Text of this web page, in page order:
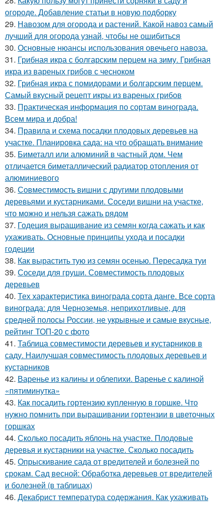
огороде. Добавление статьи в новую подборку
29. Навозом для огорода и растений. Какой навоз самый
лучший для огорода узнай, чтобы не ошибиться
30. Основные нюансы использования овечьего навоза.
31. Грибная икра с болгарским перцем на зиму. Грибная
икра из вареных грибов с чесноком
32. Грибная икра с помидорами и болгарским перцем.
Самый вкусный рецепт икры из вареных грибов
33. Практическая информация по сортам винограда.
Всем мира и добра!
34. Правила и схема посадки плодовых деревьев на
участке. Планировка сада: на что обращать внимание
35. Биметалл или алюминий в частный дом. Чем
отличается биметаллический радиатор отопления от
алюминиевого
36. Совместимость вишни с другими плодовыми
деревьями и кустарниками. Соседи вишни на участке,
что можно и нельзя сажать рядом
37. Годеция выращивание из семян когда сажать и как
ухаживать. Основные принципы ухода и посадки
годеции
38. Как вырастить тую из семян осенью. Пересадка туи
39. Соседи для груши. Совместимость плодовых
деревьев
40. Тех характеристика винограда сорта данге. Все сорта
винограда: для Черноземья, неприхотливые, для
средней полосы России, не укрывные и самые вкусные,
рейтинг ТОП-20 с фото
41. Таблица совместимости деревьев и кустарников в
саду. Наилучшая совместимость плодовых деревьев и
кустарников
42. Варенье из калины и облепихи. Варенье с калиной
«пятиминутка»
43. Как посадить гортензию купленную в горшке. Что
нужно помнить при выращивании гортензии в цветочных
горшках
44. Сколько посадить яблонь на участке. Плодовые
деревья и кустарники на участке. Сколько посадить
45. Опрыскивание сада от вредителей и болезней по
срокам. Сад весной: Обработка деревьев от вредителей
и болезней (в таблицах)
46. Декабрист температура содержания. Как ухаживать